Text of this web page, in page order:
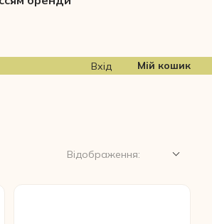
Вхід Мій кошик
Відображення: